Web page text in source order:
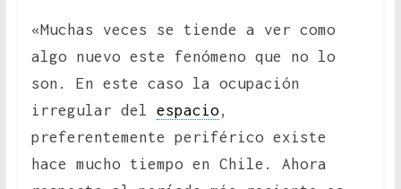
«Muchas veces se tiende a ver como
algo nuevo este fenómeno que no lo
son. En este caso la ocupación
irregular del espacio,
preferentemente periférico existe
hace mucho tiempo en Chile. Ahora